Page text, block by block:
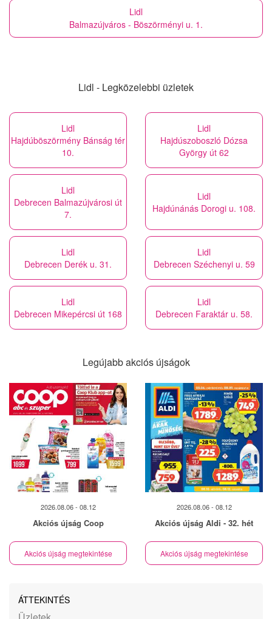
Lidl
Balmazújváros - Böszörményi u. 1.
Lidl - Legközelebbi üzletek
Lidl
Hajdúböszörmény Bánság tér
10.
Lidl
Hajdúszoboszló Dózsa
György út 62
Lidl
Debrecen Balmazújvárosi út
7.
Lidl
Hajdúnánás Dorogi u. 108.
Lidl
Debrecen Derék u. 31.
Lidl
Debrecen Széchenyi u. 59
Lidl
Debrecen Mikepércsi út 168
Lidl
Debrecen Faraktár u. 58.
Legújabb akciós újságok
2026.08.06 - 08.12
Akciós újság Coop
Akciós újság megtekintése
2026.08.06 - 08.12
Akciós újság Aldi - 32. hét
Akciós újság megtekintése
ÁTTEKINTÉS